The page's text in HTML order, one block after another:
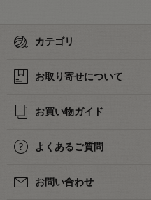
カテゴリ
お取り寄せについて
お買い物ガイド
よくあるご質問
お問い合わせ